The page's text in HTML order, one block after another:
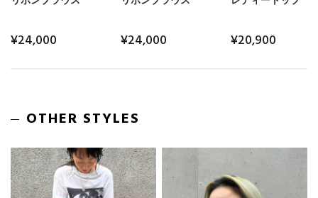
¥24,000 ¥24,000 ¥20,900
OTHER STYLES